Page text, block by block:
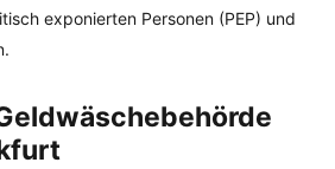
exponierten Personen (PEP) und